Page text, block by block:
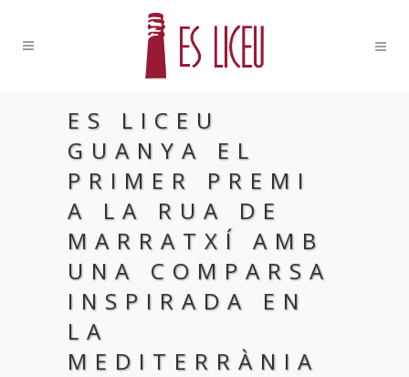
ES LICEU
GUANYA EL
PRIMER PREMI
A LA RUA DE
MARRATXÍ AMB
UNA COMPARSA
INSPIRADA EN
LA
MEDITERRÀNIA